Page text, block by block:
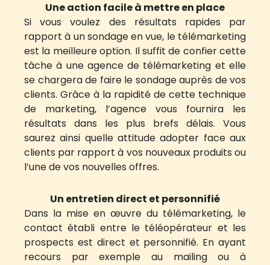
Une action facile à mettre en place
Si vous voulez des résultats rapides par
rapport à un sondage en vue, le télémarketing
est la meilleure option. Il suffit de confier cette
tâche à une agence de télémarketing et elle
se chargera de faire le sondage auprès de vos
clients. Grâce à la rapidité de cette technique
de marketing, l’agence vous fournira les
résultats dans les plus brefs délais. Vous
saurez ainsi quelle attitude adopter face aux
clients par rapport à vos nouveaux produits ou
l’une de vos nouvelles offres.
Un entretien direct et personnifié
Dans la mise en œuvre du télémarketing, le
contact établi entre le téléopérateur et les
prospects est direct et personnifié. En ayant
recours par exemple au mailing ou à